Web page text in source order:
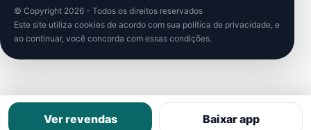
© Copyright 2026 - Todos os direitos reservados
Este site utiliza cookies de acordo com sua política de privacidade, e
ao continuar, você concorda com essas condições.
Ver revendas Baixar app